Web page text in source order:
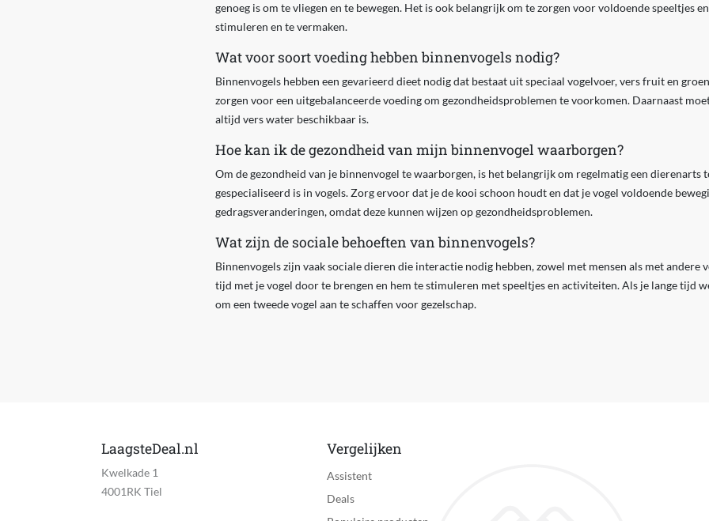
genoeg is om te vliegen en te bewegen. Het is ook belangrijk om te zorgen voor voldoende speeltjes
stimuleren en te vermaken.
Wat voor soort voeding hebben binnenvogels nodig?
Binnenvogels hebben een gevarieerd dieet nodig dat bestaat uit speciaal vogelvoer, vers fruit en
zorgen voor een uitgebalanceerde voeding om gezondheidsproblemen te voorkomen. Daarnaast
altijd vers water beschikbaar is.
Hoe kan ik de gezondheid van mijn binnenvogel waarborgen?
Om de gezondheid van je binnenvogel te waarborgen, is het belangrijk om regelmatig een dierenarts
gespecialiseerd is in vogels. Zorg ervoor dat je de kooi schoon houdt en dat je vogel voldoende
gedragsveranderingen, omdat deze kunnen wijzen op gezondheidsproblemen.
Wat zijn de sociale behoeften van binnenvogels?
Binnenvogels zijn vaak sociale dieren die interactie nodig hebben, zowel met mensen als met andere
tijd met je vogel door te brengen en hem te stimuleren met speeltjes en activiteiten. Als je lange tijd
om een tweede vogel aan te schaffen voor gezelschap.
LaagsteDeal.nl
Kwelkade 1
4001RK Tiel
Vergelijken
Assistent
Deals